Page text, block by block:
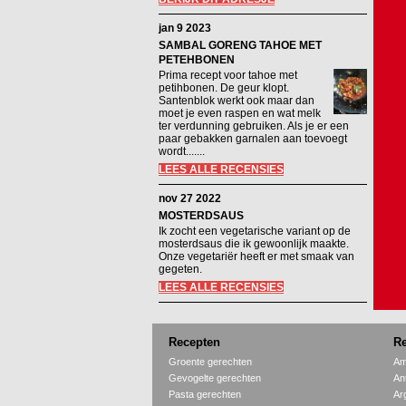
jan 9 2023
SAMBAL GORENG TAHOE MET
PETEHBONEN
Prima recept voor tahoe met
petihbonen. De geur klopt.
Santenblok werkt ook maar dan
moet je even raspen en wat melk
ter verdunning gebruiken. Als je er een
paar gebakken garnalen aan toevoegt
wordt.......
LEES ALLE RECENSIES
nov 27 2022
MOSTERDSAUS
Ik zocht een vegetarische variant op de
mosterdsaus die ik gewoonlijk maakte.
Onze vegetariër heeft er met smaak van
gegeten.
LEES ALLE RECENSIES
Recepten
Groente gerechten
Gevogelte gerechten
Pasta gerechten